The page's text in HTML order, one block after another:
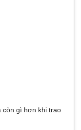
còn gì hơn khi trao